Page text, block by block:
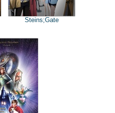
Steins;Gate